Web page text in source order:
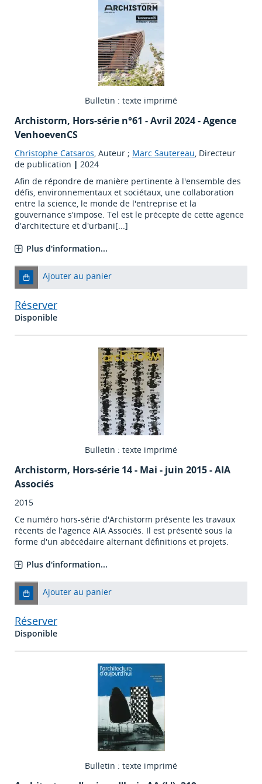
Bulletin : texte imprimé
Archistorm, Hors-série n°61 - Avril 2024 - Agence
VenhoevenCS
Christophe Catsaros, Auteur ; Marc Sautereau, Directeur
de publication | 2024
Afin de répondre de manière pertinente à l'ensemble des
défis, environnementaux et sociétaux, une collaboration
entre la science, le monde de l'entreprise et la
gouvernance s'impose. Tel est le précepte de cette agence
d'architecture et d'urbani[...]
Plus d'information...
Ajouter au panier
Réserver
Disponible
Bulletin : texte imprimé
Archistorm, Hors-série 14 - Mai - juin 2015 - AIA
Associés
2015
Ce numéro hors-série d'Archistorm présente les travaux
récents de l'agence AIA Associés. Il est présenté sous la
forme d'un abécédaire alternant définitions et projets.
Plus d'information...
Ajouter au panier
Réserver
Disponible
Bulletin : texte imprimé